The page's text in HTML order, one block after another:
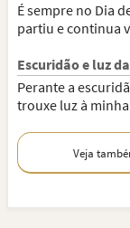
É sempre no Dia
partiu e continua
Escuridão e luz
Perante a
trouxe luz à
Veja